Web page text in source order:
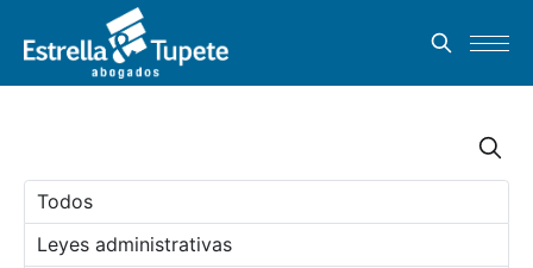
Todos
Leyes administrativas